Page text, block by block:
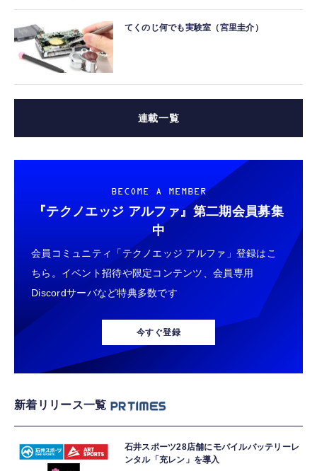
てくのじ何でも実験室（宮里圭介）
連載一覧
BECOME A MEMBER
『テクノエッジ アルファ』 第二期会員募集
中
会員コミュニティ「テクノエッジ アルファ」登録はこ
ちら。イベント招待や限定コンテンツ、会員専用
Discordサーバなど特典多数です
今すぐ登録
新着リリース一覧
石井スポーツ28店舗にモバイルバッテリーレ
ンタル「充レン」を導入